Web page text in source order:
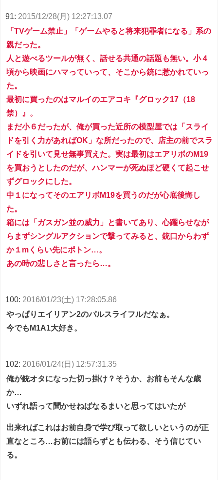
91: 2015/12/28(月) 12:27:13.07
「TVゲーム禁止」「ゲームやると将来犯罪者になる」系の
親だった。
人と遊べるツールが無く、話せる共通の話題も無い。小４
頃から映画にハマっていって、そこから銃に惹かれていっ
た。
最初に買ったのはマルイのエアコキ『グロック17（18
禁）』。
まだ小６だったが、俺が買った近所の模型屋では「スライ
ドを引く力があればOK」な所だったので、店主の前でスラ
イドを引いて見せ無事買えた。実は最初はエアリボのM19
を買おうとしたのだが、ハンマーが死ぬほど硬くて起こせ
ずグロックにした。
中１になってそのエアリボM19を買うのだが心底後悔し
た。
箱には「ガスガン並の威力」と書いてあり、心躍らせなが
らまずシングルアクションで撃ってみると、銃口からわず
か１mくらい先にポトン…。
あの時の悲しさと言ったら…。
100: 2016/01/23(土) 17:28:05.86
やっぱりエイリアン2のパルスライフルだなぁ。
今でもM1A1大好き。
102: 2016/01/24(日) 12:57:31.35
俺が銃オタになった切っ掛け？そうか、お前もそんな歳
か…
いずれ語って聞かせねばなるまいと思ってはいたが
出来ればこれはお前自身で学び取って欲しいというのが正
直なところ…お前には語らずとも伝わる、そう信じてい
る。